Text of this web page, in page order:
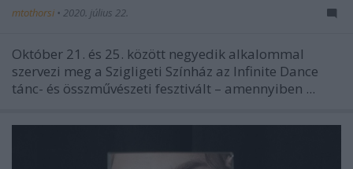
mtothorsi • 2020. július 22.
Október 21. és 25. között negyedik alkalommal
szervezi meg a Szigligeti Színház az Infinite Dance
tánc- és összművészeti fesztivált – amennyiben ...